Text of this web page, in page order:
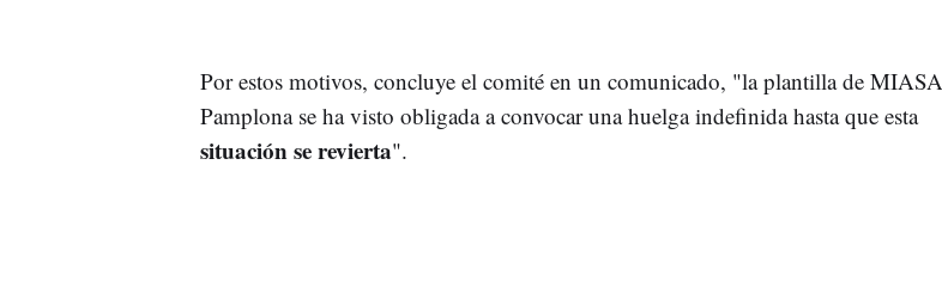
Por estos motivos, concluye el comité en un comunicado, "la plantilla de MIASA
Pamplona se ha visto obligada a convocar una huelga indefinida hasta que esta
situación se revierta".